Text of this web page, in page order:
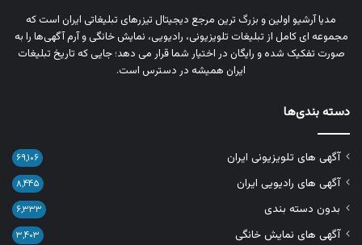
مدیا آرشیو اولین و بزرگ‌ ترین مرجع دیجیتال تیزرهای تبلیغاتی ایران است که
مجموعه‌ ای کامل از تبلیغات تلویزیونی، رادیویی، نمایش خانگی و آرم‌ آگهی‌ها را به‌
صورت تفکیک‌ شده و رایگان در اختیار شما قرار می‌ دهد؛ جایی که تاریخ تبلیغات
ایران همیشه در دسترس است.
دسته بندی‌ها
آگهی های تلویزیونی ایران ۶۹,۱۰۶
آگهی های رادیویی ایران ۸,۴۴۵
بدون دسته بندی ۶,۳۳۳
آگهی های نمایش خانگی ۳,۴۰۳